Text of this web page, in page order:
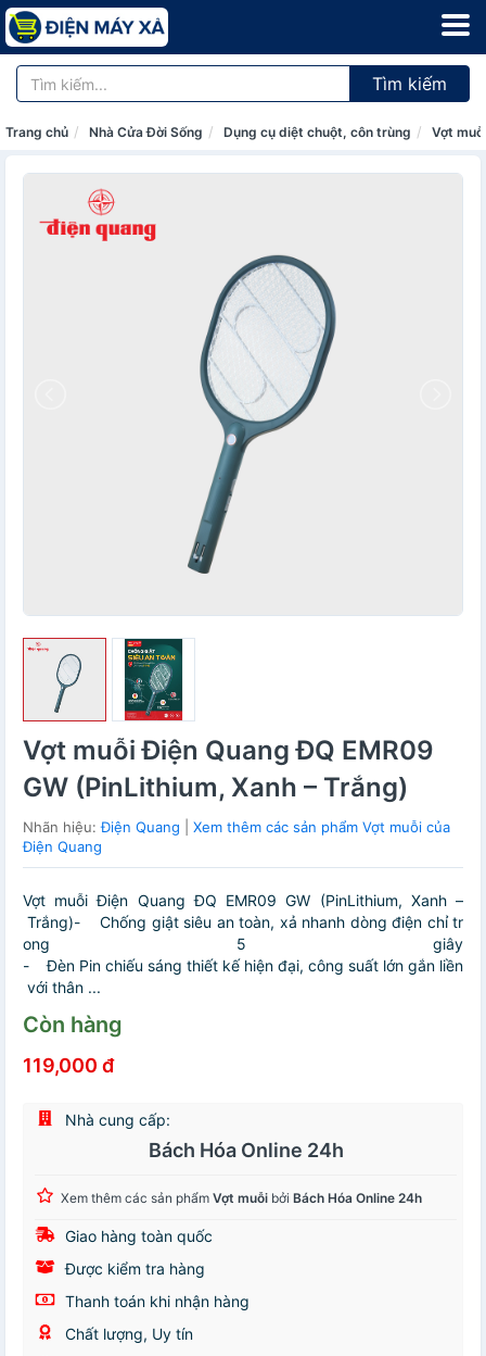
Tìm kiếm
Trang chủ Nhà Cửa Đời Sống Dụng cụ diệt chuột, côn trùng Vợt muỗi
Vợt muỗi Điện Quang ĐQ EMR09
GW (PinLithium, Xanh – Trắng)
Nhãn hiệu:Điện Quang
Xem thêm các sản phẩm Vợt muỗi của
Điện Quang
Vợt muỗi Điện Quang ĐQ EMR09 GW (PinLithium, Xanh –
Trắng)- Chống giật siêu an toàn, xả nhanh dòng điện chỉ tr
ong 5 giây
- Đèn Pin chiếu sáng thiết kế hiện đại, công suất lớn gắn liền
với thân ...
Còn hàng
119,000 đ
Nhà cung cấp:
Bách Hóa Online 24h
Xem thêm các sản phẩm Vợt muỗi bởi Bách Hóa Online 24h
Giao hàng toàn quốc
Được kiểm tra hàng
Thanh toán khi nhận hàng
Chất lượng, Uy tín